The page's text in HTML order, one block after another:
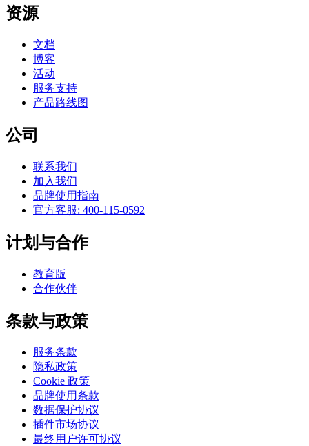
资源
文档
博客
活动
服务支持
产品路线图
公司
联系我们
加入我们
品牌使用指南
官方客服: 400-115-0592
计划与合作
教育版
合作伙伴
条款与政策
服务条款
隐私政策
Cookie 政策
品牌使用条款
数据保护协议
插件市场协议
最终用户许可协议